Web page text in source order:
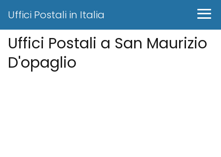
Uffici Postali in Italia
Uffici Postali a San Maurizio
D'opaglio